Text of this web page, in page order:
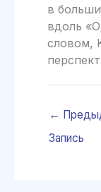
в
вдоль
словом,
←
Запись